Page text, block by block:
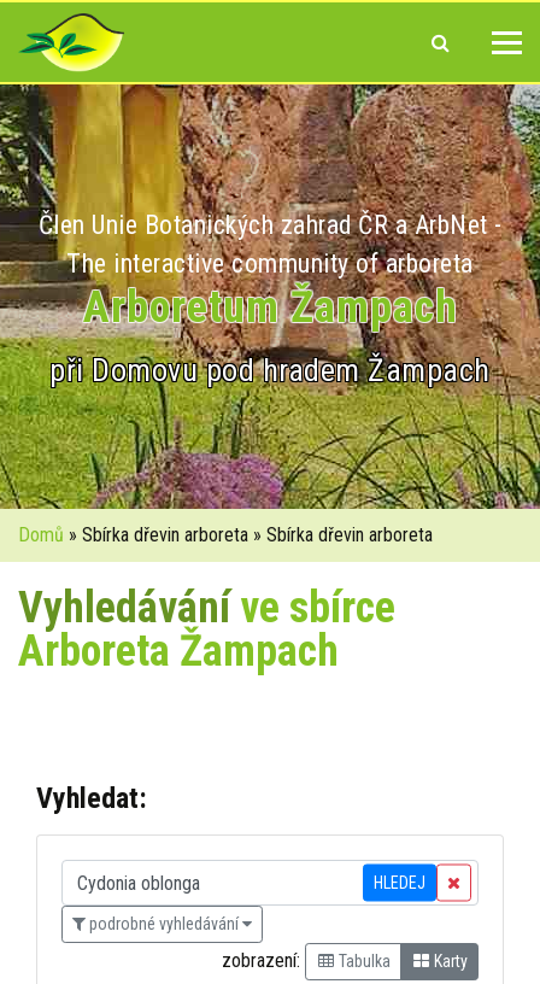
Člen Unie Botanických zahrad ČR a ArbNet -
The interactive community of arboreta
Arboretum Žampach
při Domovu pod hradem Žampach
Domů » Sbírka dřevin arboreta » Sbírka dřevin arboreta
Vyhledáváníve sbírce
Arboreta Žampach
Vyhledat:
HLEDEJ
podrobné vyhledávání
zobrazení: Tabulka Karty